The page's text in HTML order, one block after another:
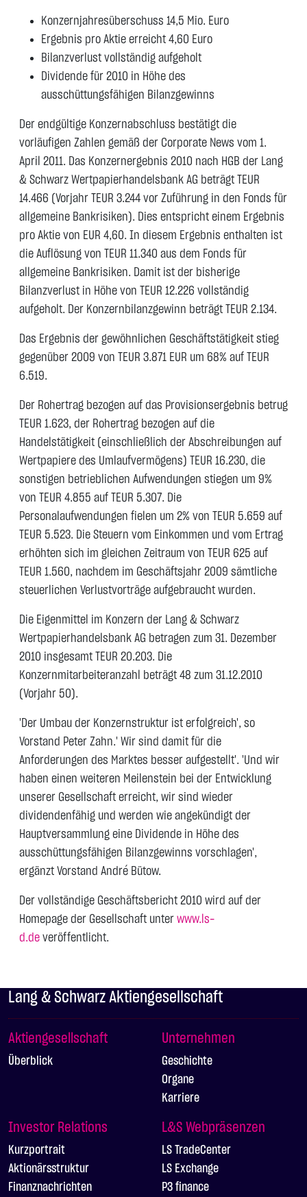
Konzernjahresüberschuss 14,5 Mio. Euro
Ergebnis pro Aktie erreicht 4,60 Euro
Bilanzverlust vollständig aufgeholt
Dividende für 2010 in Höhe des
ausschüttungsfähigen Bilanzgewinns
Der endgültige Konzernabschluss bestätigt die
vorläufigen Zahlen gemäß der Corporate News vom 1.
April 2011. Das Konzernergebnis 2010 nach HGB der Lang
& Schwarz Wertpapierhandelsbank AG beträgt TEUR
14.466 (Vorjahr TEUR 3.244 vor Zuführung in den Fonds für
allgemeine Bankrisiken). Dies entspricht einem Ergebnis
pro Aktie von EUR 4,60. In diesem Ergebnis enthalten ist
die Auflösung von TEUR 11.340 aus dem Fonds für
allgemeine Bankrisiken. Damit ist der bisherige
Bilanzverlust in Höhe von TEUR 12.226 vollständig
aufgeholt. Der Konzernbilanzgewinn beträgt TEUR 2.134.
Das Ergebnis der gewöhnlichen Geschäftstätigkeit stieg
gegenüber 2009 von TEUR 3.871 EUR um 68% auf TEUR
6.519.
Der Rohertrag bezogen auf das Provisionsergebnis betrug
TEUR 1.623, der Rohertrag bezogen auf die
Handelstätigkeit (einschließlich der Abschreibungen auf
Wertpapiere des Umlaufvermögens) TEUR 16.230, die
sonstigen betrieblichen Aufwendungen stiegen um 9%
von TEUR 4.855 auf TEUR 5.307. Die
Personalaufwendungen fielen um 2% von TEUR 5.659 auf
TEUR 5.523. Die Steuern vom Einkommen und vom Ertrag
erhöhten sich im gleichen Zeitraum von TEUR 625 auf
TEUR 1.560, nachdem im Geschäftsjahr 2009 sämtliche
steuerlichen Verlustvorträge aufgebraucht wurden.
Die Eigenmittel im Konzern der Lang & Schwarz
Wertpapierhandelsbank AG betragen zum 31. Dezember
2010 insgesamt TEUR 20.203. Die
Konzernmitarbeiteranzahl beträgt 48 zum 31.12.2010
(Vorjahr 50).
'Der Umbau der Konzernstruktur ist erfolgreich', so
Vorstand Peter Zahn.' Wir sind damit für die
Anforderungen des Marktes besser aufgestellt'. 'Und wir
haben einen weiteren Meilenstein bei der Entwicklung
unserer Gesellschaft erreicht, wir sind wieder
dividendenfähig und werden wie angekündigt der
Hauptversammlung eine Dividende in Höhe des
ausschüttungsfähigen Bilanzgewinns vorschlagen',
ergänzt Vorstand André Bütow.
Der vollständige Geschäftsbericht 2010 wird auf der
Homepage der Gesellschaft unter www.ls-
d.de veröffentlicht.
Lang & Schwarz Aktiengesellschaft
Aktiengesellschaft
Überblick
Unternehmen
Geschichte
Organe
Karriere
Investor Relations
Kurzportrait
Aktionärsstruktur
Finanznachrichten
L&S Webpräsenzen
LS TradeCenter
LS Exchange
P3 finance